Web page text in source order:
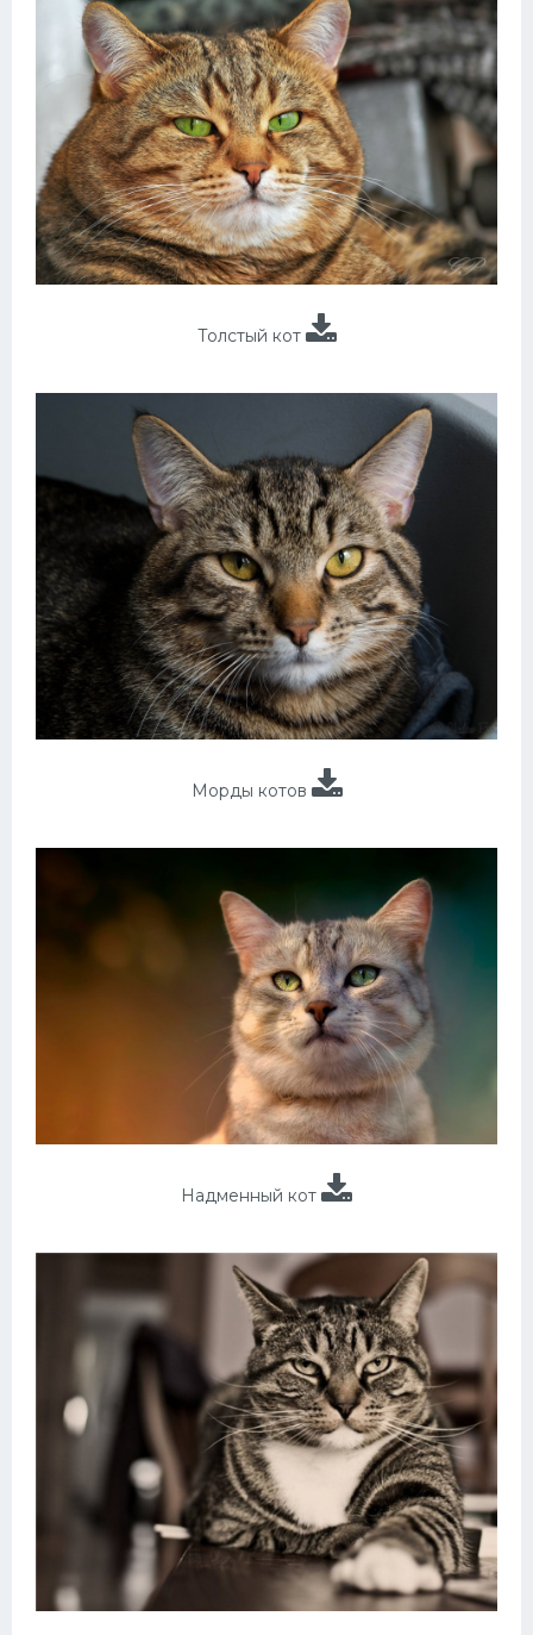
Толстый кот
Морды котов
Надменный кот